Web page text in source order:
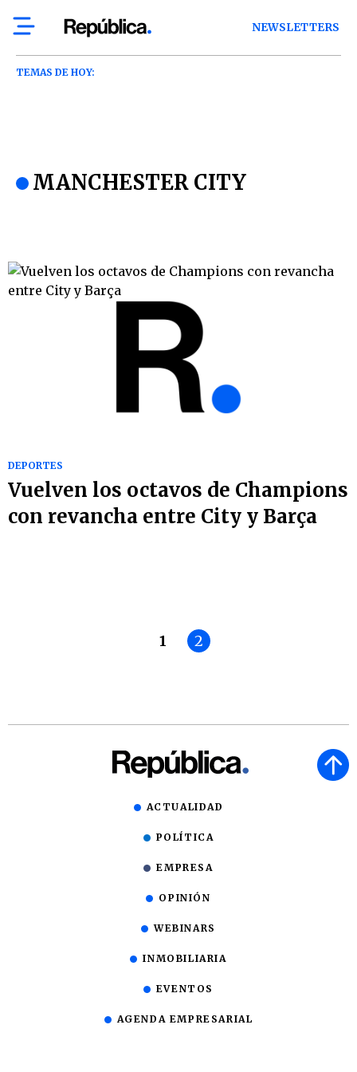
NEWSLETTERS
TEMAS DE HOY:
MANCHESTER CITY
DEPORTES
Vuelven los octavos de Champions
con revancha entre City y Barça
1 2
ACTUALIDAD
POLÍTICA
EMPRESA
OPINIÓN
WEBINARS
INMOBILIARIA
EVENTOS
AGENDA EMPRESARIAL